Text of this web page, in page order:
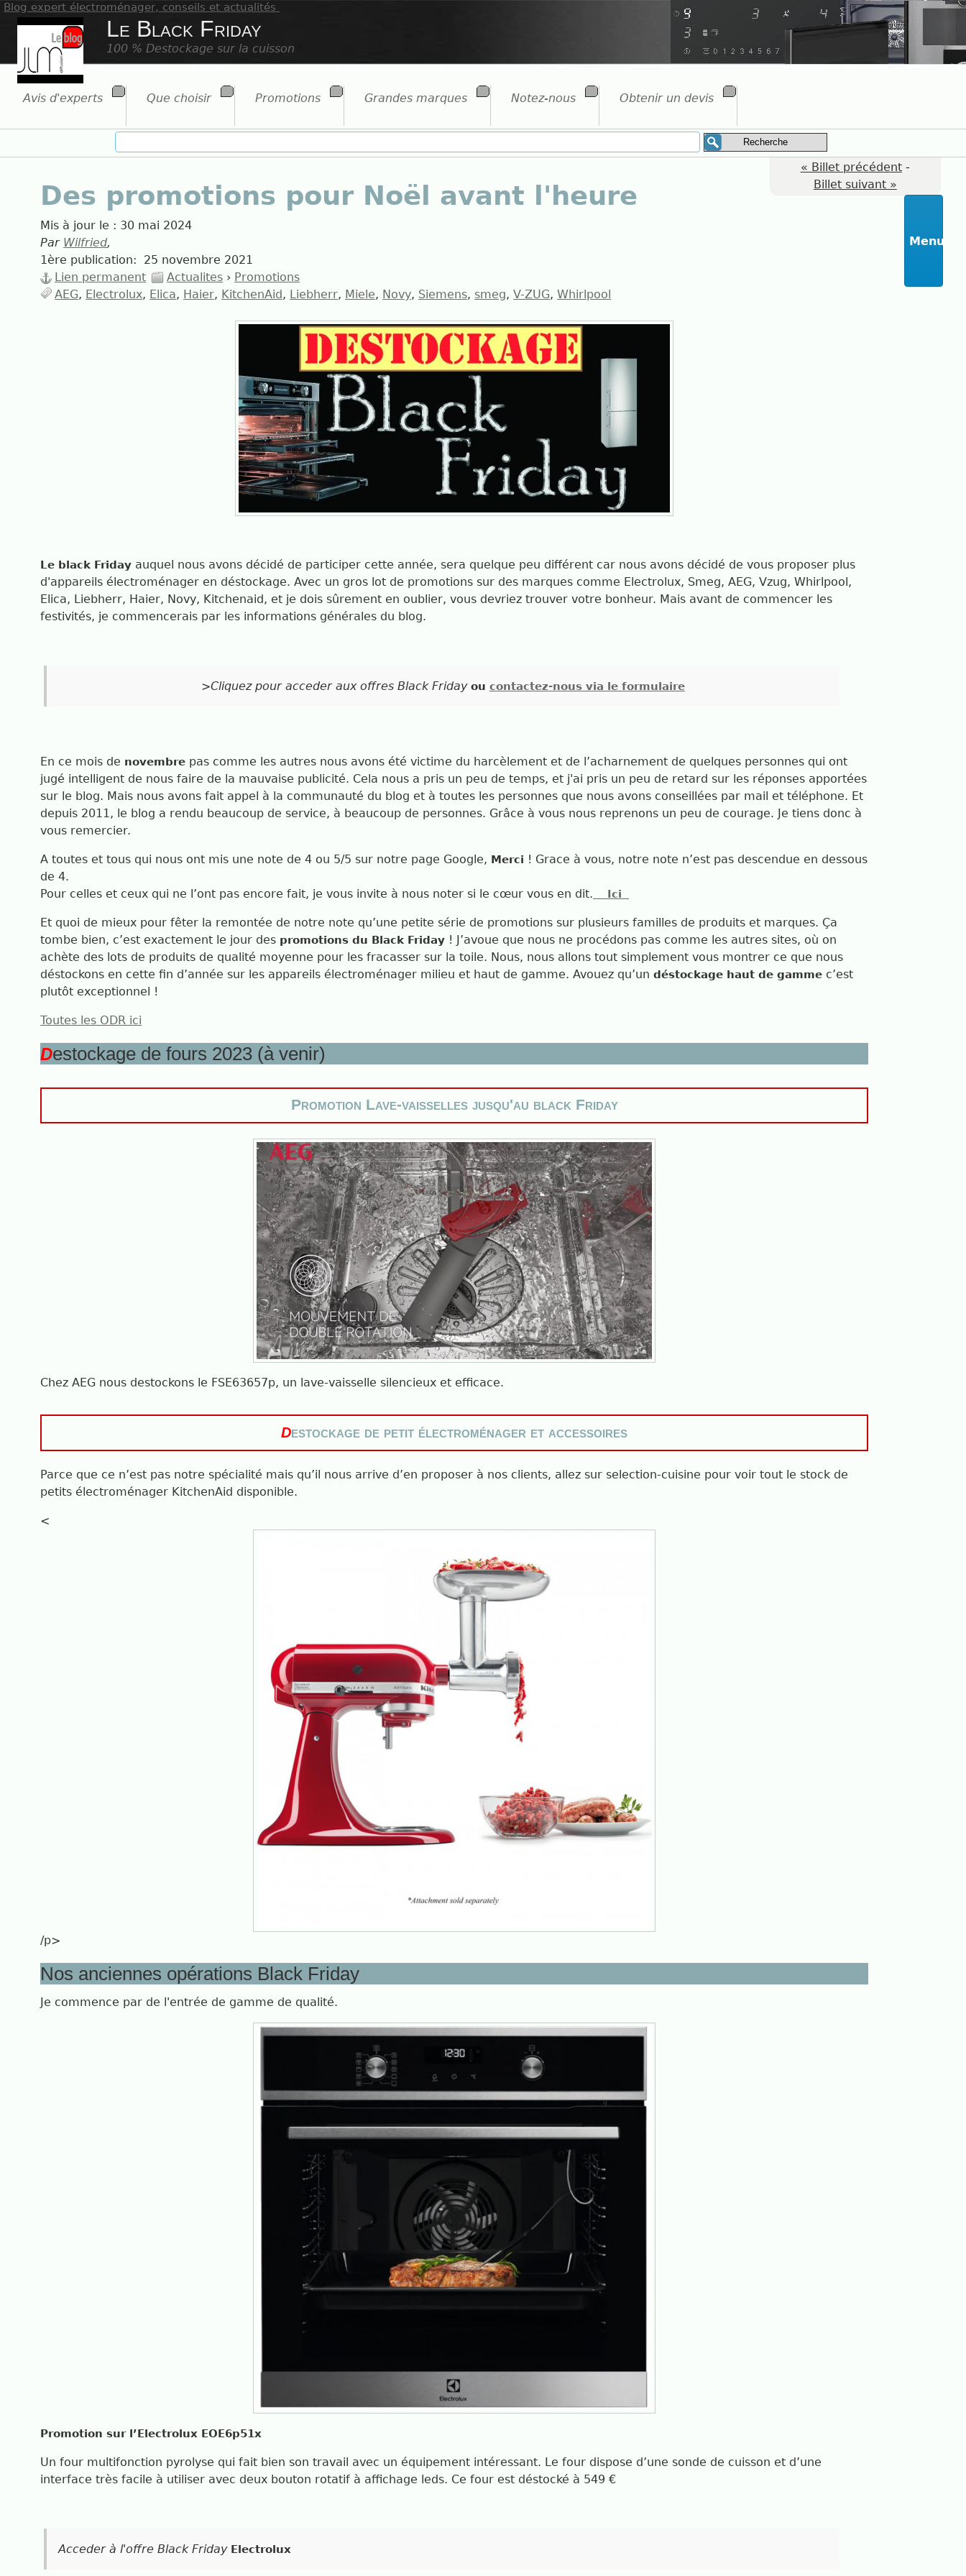
Blog expert électroménager, conseils et actualités
Le Black Friday
100 % Destockage sur la cuisson
Avis d'experts Que choisir Promotions Grandes marques Notez-nous Obtenir un devis
Menu
« Billet précédent -
Billet suivant »
Des promotions pour Noël avant l'heure
Mis à jour le : 30 mai 2024
Par Wilfried,
1ère publication: 25 novembre 2021
Lien permanent
Actualites › Promotions
AEG
Electrolux Elica Haier KitchenAid Liebherr Miele Novy Siemens smeg V-ZUG Whirlpool
Le black Friday auquel nous avons décidé de participer cette année, sera quelque peu différent car nous avons décidé de vous proposer plus
d'appareils électroménager en déstockage. Avec un gros lot de promotions sur des marques comme Electrolux, Smeg, AEG, Vzug, Whirlpool,
Elica, Liebherr, Haier, Novy, Kitchenaid, et je dois sûrement en oublier, vous devriez trouver votre bonheur. Mais avant de commencer les
festivités, je commencerais par les informations générales du blog.
>Cliquez pour acceder aux offres Black Fridayou contactez-nous via le formulaire
En ce mois de novembre pas comme les autres nous avons été victime du harcèlement et de l’acharnement de quelques personnes qui ont
jugé intelligent de nous faire de la mauvaise publicité. Cela nous a pris un peu de temps, et j'ai pris un peu de retard sur les réponses apportées
sur le blog. Mais nous avons fait appel à la communauté du blog et à toutes les personnes que nous avons conseillées par mail et téléphone. Et
depuis 2011, le blog a rendu beaucoup de service, à beaucoup de personnes. Grâce à vous nous reprenons un peu de courage. Je tiens donc à
vous remercier.
A toutes et tous qui nous ont mis une note de 4 ou 5/5 sur notre page Google, Merci ! Grace à vous, notre note n’est pas descendue en dessous
de 4.
Pour celles et ceux qui ne l’ont pas encore fait, je vous invite à nous noter si le cœur vous en dit.
Ici
Et quoi de mieux pour fêter la remontée de notre note qu’une petite série de promotions sur plusieurs familles de produits et marques. Ça
tombe bien, c’est exactement le jour des promotions du Black Friday ! J’avoue que nous ne procédons pas comme les autres sites, où on
achète des lots de produits de qualité moyenne pour les fracasser sur la toile. Nous, nous allons tout simplement vous montrer ce que nous
déstockons en cette fin d’année sur les appareils électroménager milieu et haut de gamme. Avouez qu’undéstockage haut de gamme c’est
plutôt exceptionnel !
Toutes les ODR ici
Destockage de fours 2023 (à venir)
Promotion Lave-vaisselles jusqu'au black Friday
Chez AEG nous destockons le FSE63657p, un lave-vaisselle silencieux et efficace.
Destockage de petit électroménager et accessoires
Parce que ce n’est pas notre spécialité mais qu’il nous arrive d’en proposer à nos clients, allez sur selection-cuisine pour voir tout le stock de
petits électroménager KitchenAid disponible.
<
/p>
Nos anciennes opérations Black Friday
Je commence par de l'entrée de gamme de qualité.
Promotion sur l’Electrolux EOE6p51x
Un four multifonction pyrolyse qui fait bien son travail avec un équipement intéressant. Le four dispose d’une sonde de cuisson et d’une
interface très facile à utiliser avec deux bouton rotatif à affichage leds. Ce four est déstocké à 549 €
Acceder à l'offre Black FridayElectrolux